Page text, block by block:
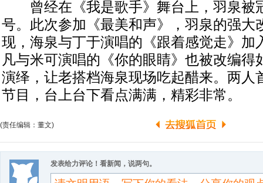
曾经在《我是歌手》舞台上，羽泉被
号。此次参加《最美和声》，羽泉的强大
现，海泉与丁于演唱的《跟着感觉走》加
凡与米可演唱的《你的眼睛》也被改编得
演绎，让老搭档海泉现场吃起醋来。两人
节目，台上台下看点满满，精彩非常。
(责任编辑：董文)
发表给力评论！看新闻，说两句。